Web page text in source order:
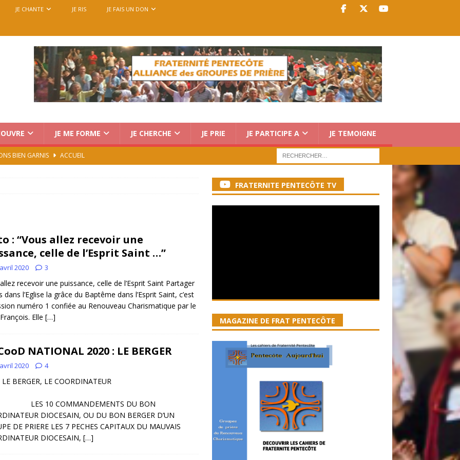
JE CHANTE JE RIS JE FAIS UN DON
JE ME FORME JE CHERCHE JE PRIE JE PARTICIPE A JE TEMOIGNE
BIEN GARNIS
ACCUEIL
européenne des groupes de prière, du 14 au 18
devient prière
ACCUEIL
“Magnifica Humanitas”. Par le Père Denis Broussat.
eu la grâce d’être visité par Dieu”
GUERISON, DELIVRANCE
joie soit parfaite ! Jn 15, 11 ACCOMPAGNEMENT SPIRITUEL
: “Vous allez recevoir une
celle de l’Esprit Saint …”
2020 3
recevoir une puissance, celle de l’Esprit Saint Partager
dans l’Eglise la grâce du Baptême dans l’Esprit Saint, c’est
numéro 1 confiée au Renouveau Charismatique par le
Elle […]
NATIONAL 2020 : LE BERGER
2020 4
LE COORDINATEUR
10 COMMANDEMENTS DU BON
DIOCESAIN, OU DU BON BERGER D’UN
DE PRIERE LES 7 PECHES CAPITAUX DU MAUVAIS
DIOCESAIN, […]
FRATERNITE PENTECÔTE TV
MAGAZINE DE FRAT PENTECÔTE